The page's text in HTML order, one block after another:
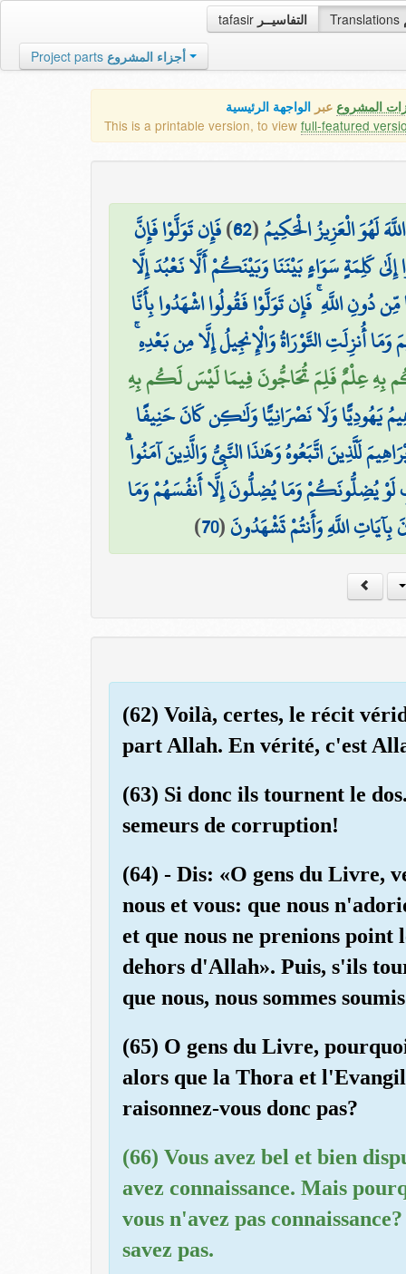
tafasir التفاسيــر Translations
Project parts أجزاء المشروع
المشروع عبر الواجهة الرئيسية
This is a printable version, to view full-featured
لَهُوَ الْعَزِيزُ الْحَكِيمُ(
62
)فَإِن تَوَلَّوْا فَإِنَّ
كَلِمَةٍ سَوَاءٍ بَيْنَنَا وَبَيْنَكُمْ أَلَّا نَعْبُدَ إِلَّا
دُونِ اللَّهِ ۚ فَإِن تَوَلَّوْا فَقُولُوا اشْهَدُوا بِأَنَّا
أُنزِلَتِ التَّوْرَاةُ وَالْإِنجِيلُ إِلَّا مِن بَعْدِهِ
بِهِ عِلْمٌ فَلِمَ تُحَاجُّونَ فِيمَا لَيْسَ لَكُم بِهِ
يَهُودِيًّا وَلَا نَصْرَانِيًّا وَلَٰكِن كَانَ حَنِيفًا
لَلَّذِينَ اتَّبَعُوهُ وَهَٰذَا النَّبِيُّ وَالَّذِينَ آمَنُوا
يُضِلُّونَكُمْ وَمَا يُضِلُّونَ إِلَّا أَنفُسَهُمْ وَمَا
اللَّهِ وَأَنتُمْ تَشْهَدُونَ(
70
)
(62) Voilà, certes, le récit
part Allah. En vérité, c'est
(63) Si donc ils tournent le
semeurs de corruption!
(64) - Dis: «O gens du Livre,
nous et vous: que nous
et que nous ne prenions point
dehors d'Allah». Puis, s'ils
que nous, nous sommes
(65) O gens du Livre,
alors que la Thora et
raisonnez-vous donc pas?
(66) Vous avez bel et bien
avez connaissance. Mais
vous n'avez pas
savez pas.